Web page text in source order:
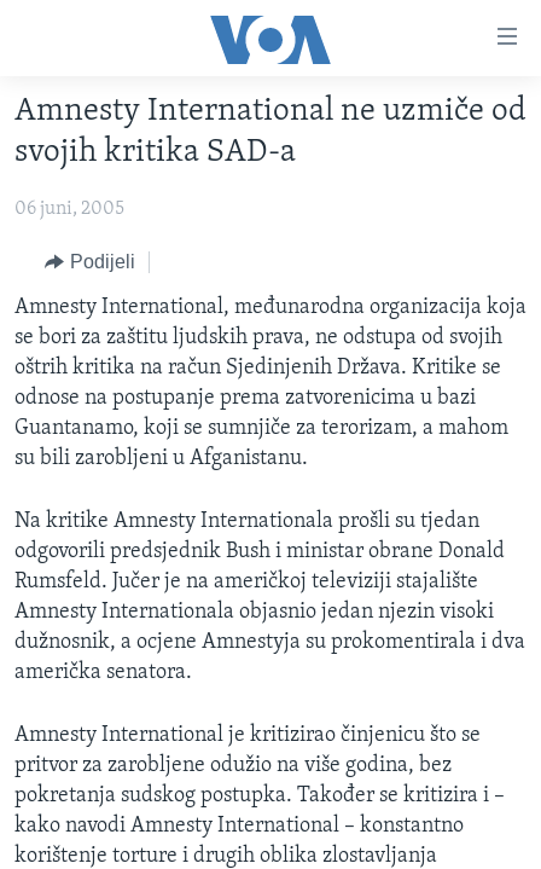
glavni
sadržaj
na
navigaciju
Idi
na
pretragu
TV PROGRAM
VIDEO
FOTOGRAFIJE DANA
VIJESTI
SJEDINJENE AMERIČKE DRŽAVE
BOSNA I HERCEGOVINA
SVIJET
NAUKA I TEHNOLOGIJA
SPECIJALNI PROJEKTI
KORUPCIJA
SLOBODA MEDIJA
ŽENSKA STRANA
IZBJEGLIČKA STRANA
MAGAZIN
O GLASU AMERIKE
Learning English
PRATITE NAS
Jezici
Amnesty International ne uzmiče od
svojih kritika SAD-a
06 juni, 2005
Podijeli
Amnesty International, međunarodna organizacija koja
se bori za zaštitu ljudskih prava, ne odstupa od svojih
oštrih kritika na račun Sjedinjenih Država. Kritike se
odnose na postupanje prema zatvorenicima u bazi
Guantanamo, koji se sumnjiče za terorizam, a mahom
su bili zarobljeni u Afganistanu.
Na kritike Amnesty Internationala prošli su tjedan
odgovorili predsjednik Bush i ministar obrane Donald
Rumsfeld. Jučer je na američkoj televiziji stajalište
Amnesty Internationala objasnio jedan njezin visoki
dužnosnik, a ocjene Amnestyja su prokomentirala i dva
američka senatora.
Amnesty International je kritizirao činjenicu što se
pritvor za zarobljene odužio na više godina, bez
pokretanja sudskog postupka. Također se kritizira i –
kako navodi Amnesty International – konstantno
korištenje torture i drugih oblika zlostavljanja